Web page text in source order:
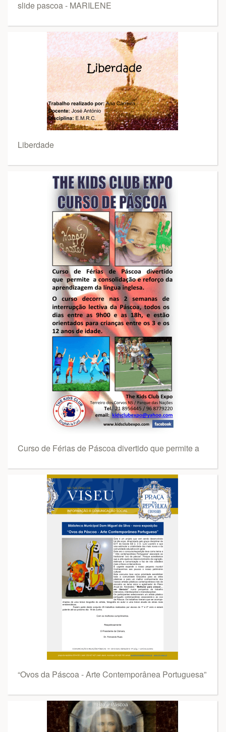
slide pascoa - MARILENE
Liberdade
Curso de Férias de Páscoa divertido que permite a
“Ovos da Páscoa - Arte Contemporânea Portuguesa”